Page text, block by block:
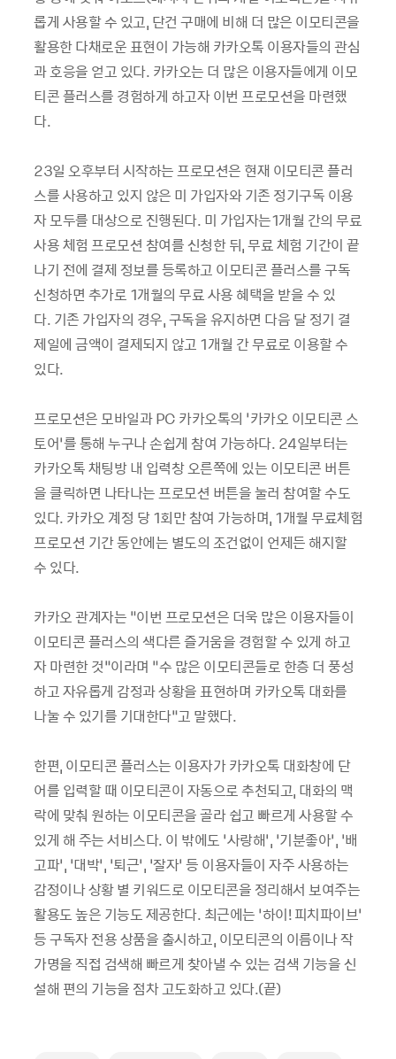
롭게 사용할 수 있고,­ 단건 구매에 비해 더 많은 이모티콘을
활용한 다채로운 표현이 가능해 카카오톡 이용자들의 관심
과 호응을 얻고 있다. 카카오는 더 많은 이용자들에게 이모
티콘 플러스를 경험하게 하고자 이번 프로모션을 마련했
다.
23일 오후부터 시작하는 프로모션은 현재 이모티콘 플러
스를 사용하고 있지 않은 미 가입자와 기존 정기구독 이용
자 모두를 대상으로 진행된다. 미 가입자는1개월 간의 무료
사용 체험 프로모션 참여를 신청한 뒤, 무료 체험 기간이 끝
나기 전에 결제 정보를 등록하고 이모티콘 플러스를 구독
신청하면 추가로 1개월의 무료 사용 혜택을 받을 수 있
다. 기존 가입자의 경우, 구독을 유지하면 다음 달 정기 결
제일에 금액이 결제되지 않고 1개월 간 무료로 이용할 수
있다.
프로모션은 모바일과 PC 카카오톡의 ‘카카오 이모티콘 스
토어’를 통해 누구나 손쉽게 참여 가능하다. 24일부터는
카카오톡 채팅방 내 입력창 오른쪽에 있는 이모티콘 버튼
을 클릭하면 나타나는 프로모션 버튼을 눌러 참여할 수도
있다. 카카오 계정 당 1회만 참여 가능하며, 1개월 무료체험
프로모션 기간 동안에는 별도의 조건없이 언제든 해지할
수 있다.
카카오 관계자는 “이번 프로모션은 더욱 많은 이용자들이
이모티콘 플러스의 색다른 즐거움을 경험할 수 있게 하고
자 마련한 것”이라며 “수 많은 이모티콘들로 한층 더 풍성
하고 자유롭게 감정과 상황을 표현하며 카카오톡 대화를
나눌 수 있기를 기대한다”고 말했다.
한편, 이모티콘 플러스는 이용자가 카카오톡 대화창에 단
어를 입력할 때 이모티콘이 자동으로 추천되고, 대화의 맥
락에 맞춰 원하는 이모티콘을 골라 쉽고 빠르게 사용할 수
있게 해 주는 서비스다. 이 밖에도 ‘사랑해’, ‘기분좋아’, ‘배
고파’, ‘대박’, ‘퇴근’, ‘잘자’ 등 이용자들이 자주 사용하는
감정이나 상황 별 키워드로 이모티콘을 정리해서 보여주는
활용도 높은 기능도 제공한다. 최근에는 ‘하이! 피치파이브’
등 구독자 전용 상품을 출시하고, 이모티콘의 이름이나 작
가명을 직접 검색해 빠르게 찾아낼 수 있는 검색 기능을 신
설해 편의 기능을 점차 고도화하고 있다.(끝)